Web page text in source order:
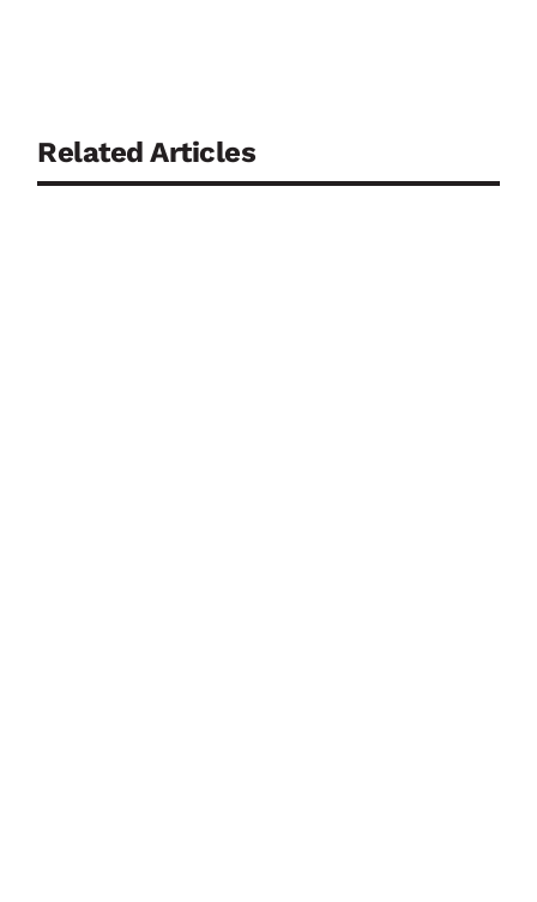
Related Articles